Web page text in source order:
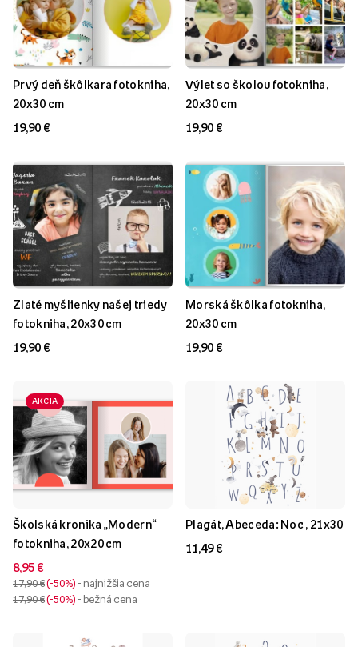
Prvý deň škôlkara fotokniha,
20x30 cm
19,90 €
Výlet so školou fotokniha,
20x30 cm
19,90 €
Zlaté myšlienky našej triedy
fotokniha, 20x30 cm
19,90 €
Morská škôlka fotokniha,
20x30 cm
19,90 €
AKCIA
Školská kronika „Modern“
fotokniha, 20x20 cm
8,95 €
17,90 € -50% - najnižšia cena
17,90 € -50% - bežná cena
Plagát, Abeceda: Noc , 21x30
11,49 €